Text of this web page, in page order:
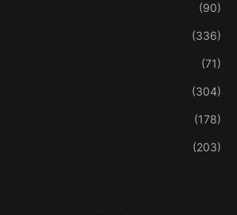
(90)
(336)
(71)
(304)
(178)
(203)